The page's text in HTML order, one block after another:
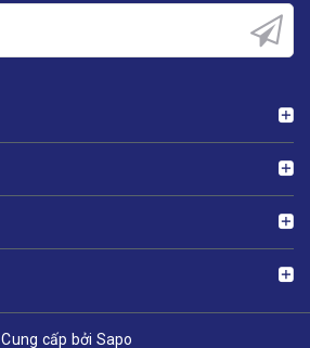
Cung cấp bởi Sapo